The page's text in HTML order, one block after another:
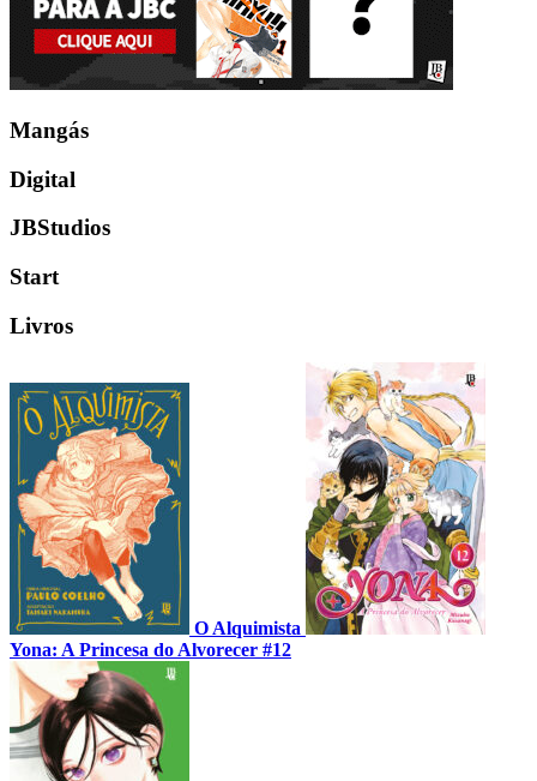
Mangás
Digital
JBStudios
Start
Livros
O Alquimista
Yona: A Princesa do Alvorecer #12